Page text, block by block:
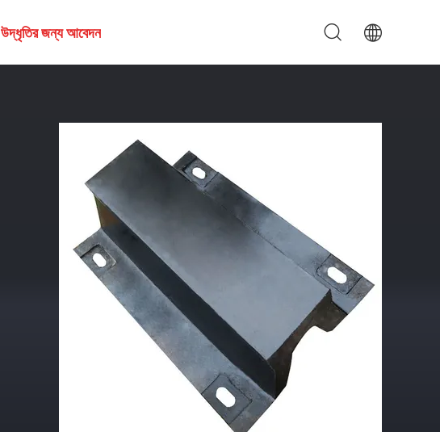
উদ্ধৃতির জন্য আবেদন